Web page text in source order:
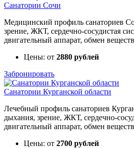
Санатории Сочи
Медицинский профиль санаториев
зрение, ЖКТ, сердечно-сосудистая
двигательный аппарат, обмен
Цены: от 2880 рублей
Забронировать
Санатории Курганской области
Лечебный профиль санаториев
дыхания, зрение, ЖКТ, сердечно-
двигательный аппарат, обмен
Цены: от 2700 рублей